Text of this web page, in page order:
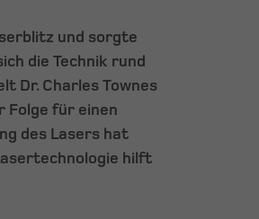
und sorgte
die Technik rund
Dr. Charles Townes
Folge für einen
des Lasers hat
hilft